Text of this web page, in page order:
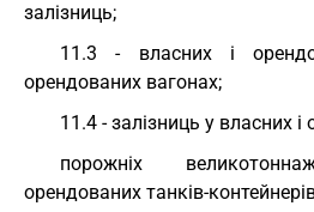
залізниць;
11.3 - власних і
орендованих вагонах;
11.4 - залізниць у власних
порожніх
орендованих танків-